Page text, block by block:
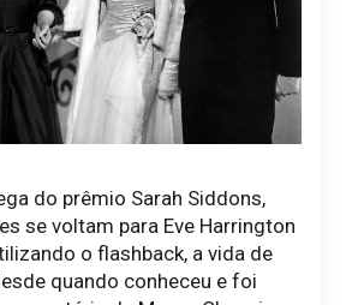
do prêmio Sarah Siddons,
se voltam para Eve Harrington
o flashback, a vida de
quando conheceu e foi